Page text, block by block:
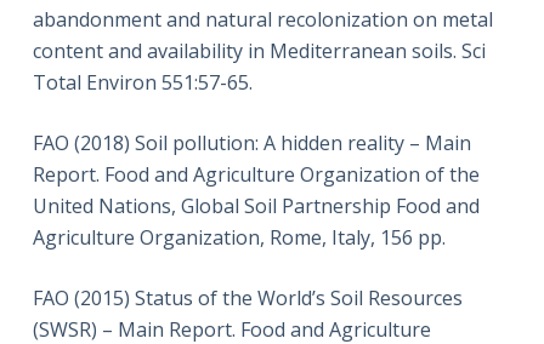
abandonment and natural recolonization on metal
content and availability in Mediterranean soils. Sci
Total Environ 551:57-65.
FAO (2018) Soil pollution: A hidden reality – Main
Report. Food and Agriculture Organization of the
United Nations, Global Soil Partnership Food and
Agriculture Organization, Rome, Italy, 156 pp.
FAO (2015) Status of the World’s Soil Resources
(SWSR) – Main Report. Food and Agriculture